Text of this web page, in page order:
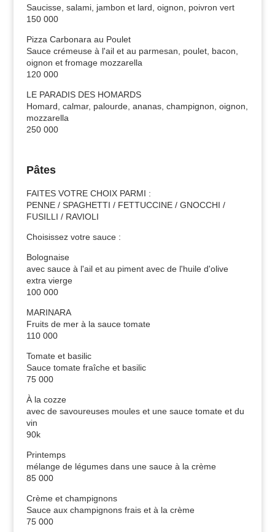
Saucisse, salami, jambon et lard, oignon, poivron vert
150 000
Pizza Carbonara au Poulet
Sauce crémeuse à l'ail et au parmesan, poulet, bacon,
oignon et fromage mozzarella
120 000
LE PARADIS DES HOMARDS
Homard, calmar, palourde, ananas, champignon, oignon,
mozzarella
250 000
Pâtes
FAITES VOTRE CHOIX PARMI :
PENNE / SPAGHETTI / FETTUCCINE / GNOCCHI /
FUSILLI / RAVIOLI
Choisissez votre sauce :
Bolognaise
avec sauce à l'ail et au piment avec de l'huile d'olive
extra vierge
100 000
MARINARA
Fruits de mer à la sauce tomate
110 000
Tomate et basilic
Sauce tomate fraîche et basilic
75 000
À la cozze
avec de savoureuses moules et une sauce tomate et du
vin
90k
Printemps
mélange de légumes dans une sauce à la crème
85 000
Crème et champignons
Sauce aux champignons frais et à la crème
75 000